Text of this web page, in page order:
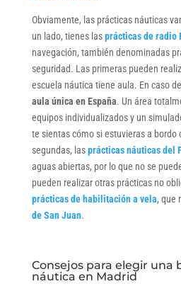
Obviamente, las prácticas náuticas
un lado, tienes lasprácticas de radio
navegación, también denominadas
seguridad. Las primeras pueden
escuela náutica tiene aula. En caso
aula única en España. Un área
equipos individualizados y un
te sientas cómo si estuvieras a bordo
segundas, lasprácticas náuticas del
aguas abiertas, por lo que no se
pueden realizar otras prácticas no
prácticas de habilitación a vela, que
de San Juan.
Consejos para elegir una
náutica en Madrid